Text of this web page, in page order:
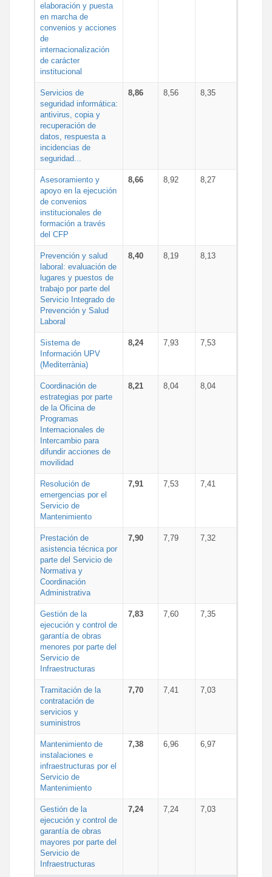
elaboración y puesta
en marcha de
convenios y acciones
de
internacionalización
de carácter
institucional
Servicios de
seguridad informática:
antivirus, copia y
recuperación de
datos, respuesta a
incidencias de
seguridad...
8,86 8,56 8,35
Asesoramiento y
apoyo en la ejecución
de convenios
institucionales de
formación a través
del CFP
8,66 8,92 8,27
Prevención y salud
laboral: evaluación de
lugares y puestos de
trabajo por parte del
Servicio Integrado de
Prevención y Salud
Laboral
8,40 8,19 8,13
Sistema de
Información UPV
(Mediterrània)
8,24 7,93 7,53
Coordinación de
estrategias por parte
de la Oficina de
Programas
Internacionales de
Intercambio para
difundir acciones de
movilidad
8,21 8,04 8,04
Resolución de
emergencias por el
Servicio de
Mantenimiento
7,91 7,53 7,41
Prestación de
asistencia técnica por
parte del Servicio de
Normativa y
Coordinación
Administrativa
7,90 7,79 7,32
Gestión de la
ejecución y control de
garantía de obras
menores por parte del
Servicio de
Infraestructuras
7,83 7,60 7,35
Tramitación de la
contratación de
servicios y
suministros
7,70 7,41 7,03
Mantenimiento de
instalaciones e
infraestructuras por el
Servicio de
Mantenimiento
7,38 6,96 6,97
Gestión de la
ejecución y control de
garantía de obras
mayores por parte del
Servicio de
Infraestructuras
7,24 7,24 7,03